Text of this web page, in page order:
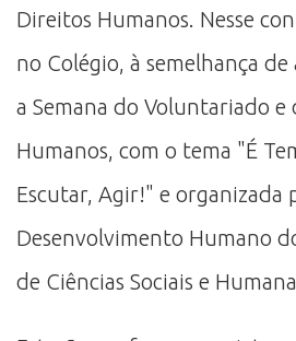
Direitos Humanos. Nesse
no Colégio, à semelhança
a Semana do Voluntariado e
Humanos, com o tema "É
Escutar, Agir!" e organizada
Desenvolvimento Humano
de Ciências Sociais e